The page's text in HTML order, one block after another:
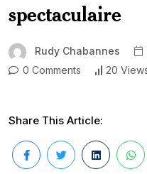
spectaculaire
Rudy Chabannes
0 Comments
20
Share This Article: